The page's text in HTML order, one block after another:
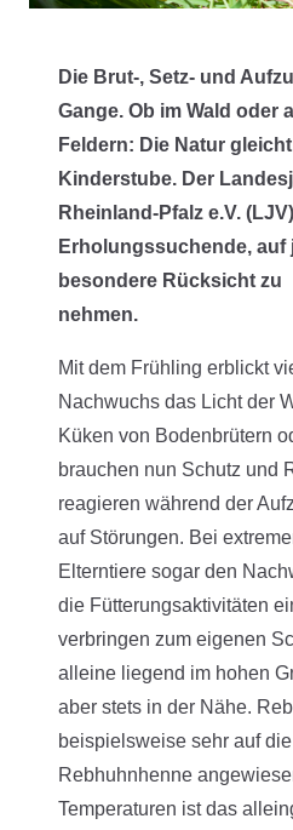
Die Brut-, Setz- und
Gange. Ob im Wald oder
Feldern: Die Natur
Kinderstube. Der
Rheinland-Pfalz e.V.
Erholungssuchende, auf
besondere Rücksicht zu
nehmen.
Mit dem Frühling erblickt
Nachwuchs das Licht der
Küken von Bodenbrütern
brauchen nun Schutz und
reagieren während der
auf Störungen. Bei
Elterntiere sogar den
die Fütterungsaktivitäten
verbringen zum eigenen
alleine liegend im hohen
aber stets in der Nähe.
beispielsweise sehr auf
Rebhuhnhenne
Temperaturen ist das